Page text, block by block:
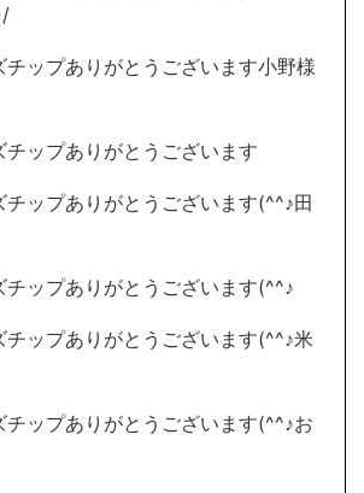
チップありがとうございます小野様
チップありがとうございます
チップありがとうございます(^^♪田
チップありがとうございます(^^♪
チップありがとうございます(^^♪米
チップありがとうございます(^^♪お